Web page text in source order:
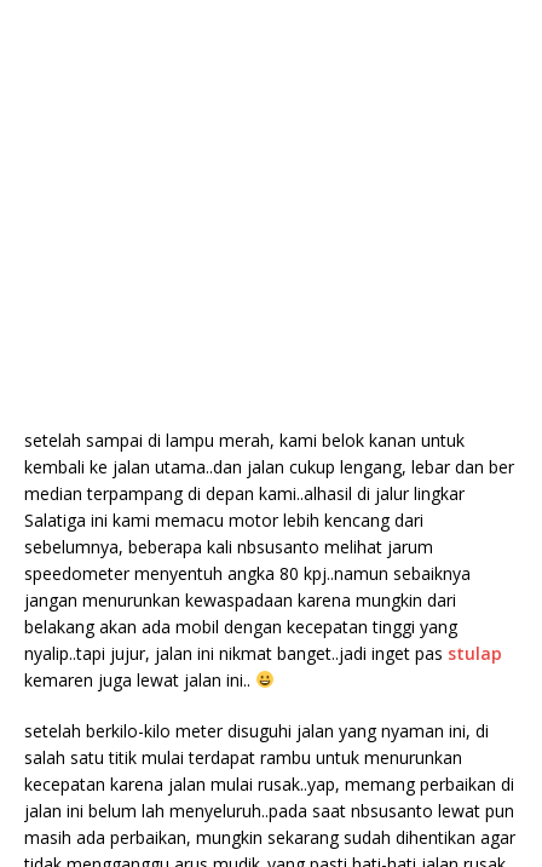
setelah sampai di lampu merah, kami belok kanan untuk
kembali ke jalan utama..dan jalan cukup lengang, lebar dan ber
median terpampang di depan kami..alhasil di jalur lingkar
Salatiga ini kami memacu motor lebih kencang dari
sebelumnya, beberapa kali nbsusanto melihat jarum
speedometer menyentuh angka 80 kpj..namun sebaiknya
jangan menurunkan kewaspadaan karena mungkin dari
belakang akan ada mobil dengan kecepatan tinggi yang
nyalip..tapi jujur, jalan ini nikmat banget..jadi inget pas stulap
kemaren juga lewat jalan ini..
setelah berkilo-kilo meter disuguhi jalan yang nyaman ini, di
salah satu titik mulai terdapat rambu untuk menurunkan
kecepatan karena jalan mulai rusak..yap, memang perbaikan di
jalan ini belum lah menyeluruh..pada saat nbsusanto lewat pun
masih ada perbaikan, mungkin sekarang sudah dihentikan agar